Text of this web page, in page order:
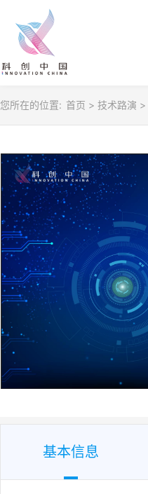
您所在的位置: 首页 > 技术路演 >
基本信息